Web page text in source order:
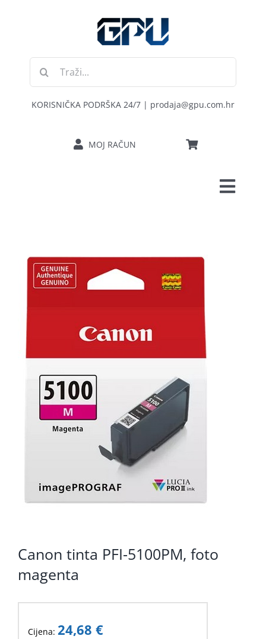
Traži...
KORISNIČKA PODRŠKA 24/7 | prodaja@gpu.com.hr
MOJ RAČUN
KOMPONENTE
KABELI I KONEKTORI
MREŽNA OPREMA
PRINTERI
POTROŠNI
POTROŠAČKA ELEKTRONIKA
Canon tinta PFI-5100PM, foto
magenta
Cijena: 24,68 €